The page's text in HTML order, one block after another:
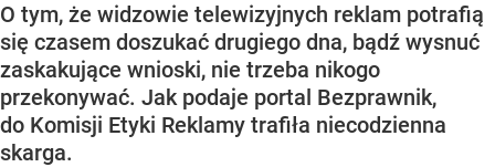
O tym, że widzowie telewizyjnych reklam potrafią
się czasem doszukać drugiego dna, bądź wysnuć
zaskakujące wnioski, nie trzeba nikogo
przekonywać. Jak podaje portal Bezprawnik,
do Komisji Etyki Reklamy trafiła niecodzienna
skarga.